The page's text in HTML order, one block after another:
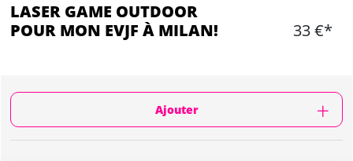
LASER GAME OUTDOOR
POUR MON EVJF À MILAN!
33 €*
Ajouter